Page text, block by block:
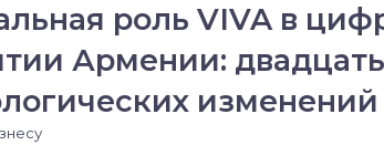
роль VIVA в
Армении:
изменений